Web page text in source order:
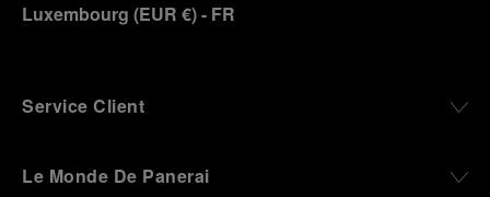
Luxembourg (EUR €)- FR
Service Client
Le Monde De Panerai